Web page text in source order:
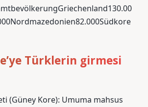
Türklerin girmesi
(Güney Kore): Umuma mahsus